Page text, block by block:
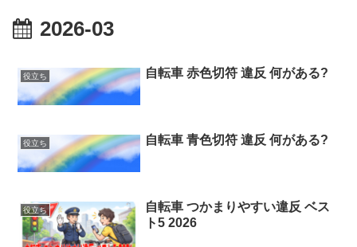
2026-03
役立ち 自転車 赤色切符 違反 何がある?
役立ち 自転車 青色切符 違反 何がある?
役立ち
自転車 つかまりやすい違反 ベス
ト5 2026